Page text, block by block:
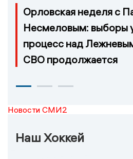
Орловская неделя с
Несмеловым: выборы
процесс над
СВО продолжается
Новости СМИ2
Наш Хоккей